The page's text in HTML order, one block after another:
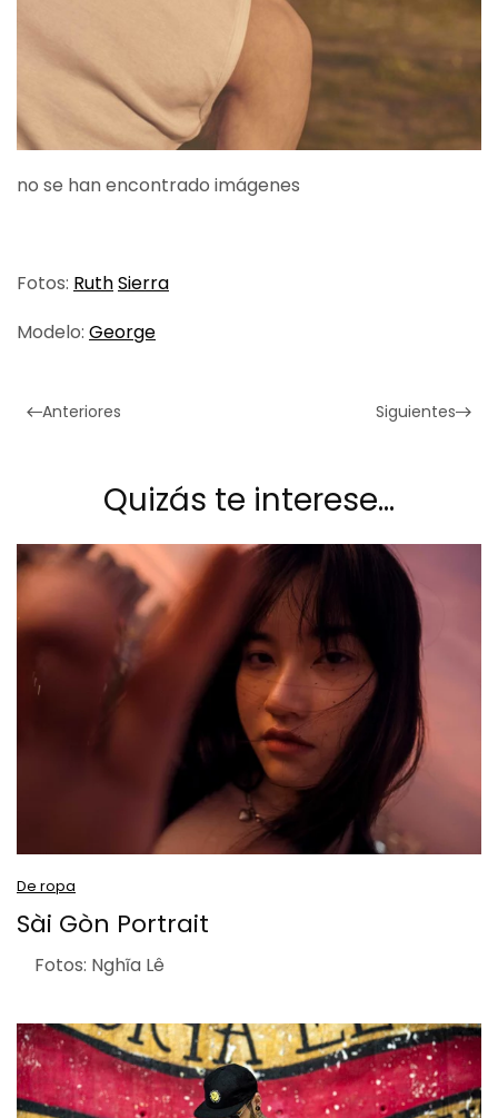
no se han encontrado imágenes
Fotos: RuthSierra
Modelo: George
Anteriores Siguientes
Quizás te interese…
De ropa
Sài Gòn Portrait
Fotos: Nghĩa Lê